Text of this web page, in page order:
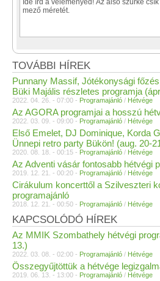
TOVÁBBI HÍREK
Punnany Massif, Jótékonysági
Büki Majális részletes programja
2022. 04. 26. - 07:00 - Programajánló / Hétvége
Az AGORA programjai a hosszú
2022. 03. 09. - 09:00 - Programajánló / Hétvége
Első Emelet, DJ Dominique, Korda
Ünnepi retro party Bükön! (aug. 20-
2020. 08. 18. - 00:15 - Programajánló / Hétvége
Az Adventi vásár fontosabb hétvégi
2019. 12. 21. - 00:20 - Programajánló / Hétvége
Cirákulum koncerttől a Szilveszteri
programajánló
2018. 12. 21. - 00:50 - Programajánló / Hétvége
KAPCSOLÓDÓ HÍREK
Az MMIK Szombathely hétvégi
13.)
2022. 03. 08. - 02:00 - Programajánló / Hétvége
Összegyűjtöttük a hétvége
2019. 06. 13. - 13:00 - Programajánló / Hétvége